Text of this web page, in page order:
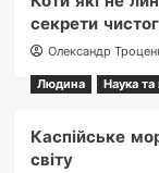
секрети
Олександр
Людина
Наука
Каспійське
світу